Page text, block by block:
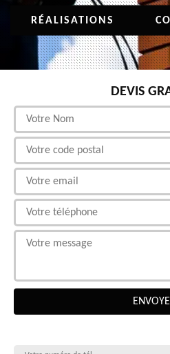
RÉALISATIONS
DEVIS